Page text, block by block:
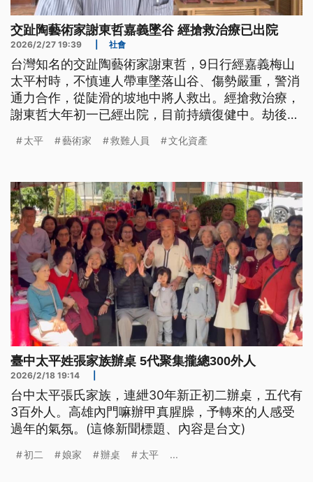
交趾陶藝術家謝東哲嘉義墜谷 經搶救治療已出院
2026/2/27 19:39 社會
台灣知名的交趾陶藝術家謝東哲，9日行經嘉義梅山
太平村時，不慎連人帶車墜落山谷、傷勢嚴重，警消
通力合作，從陡滑的坡地中將人救出。經搶救治療，
謝東哲大年初一已經出院，目前持續復健中。劫後餘
留下更多作品。
太平 藝術家 救難人員 文化資產
臺中太平姓張家族辦桌 5代聚集攏總300外人
2026/2/18 19:14
台中太平張氏家族，連紲30年新正初二辦桌，五代有
3百外人。高雄內門嘛辦甲真腥臊，予轉來的人感受
過年的氣氛。(這條新聞標題、內容是台文)
初二 娘家 辦桌 太平 ...